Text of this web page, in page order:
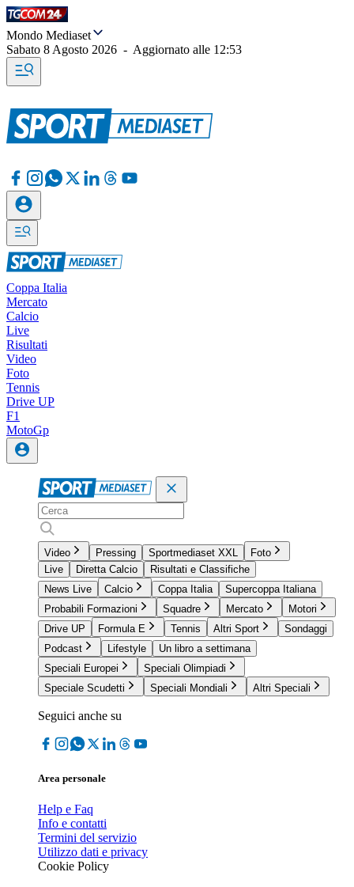
Mondo Mediaset
Sabato 8 Agosto 2026 - Aggiornato alle 12:53
Coppa Italia
Mercato
Calcio
Live
Risultati
Video
Foto
Tennis
Drive UP
F1
MotoGp
Video Pressing Sportmediaset XXL
Foto
Live
Diretta Calcio
Risultati e Classifiche
News Live
Calcio Coppa Italia
Supercoppa Italiana
Probabili Formazioni
Squadre Mercato
Motori
Drive UP
Formula E Tennis Altri Sport
Sondaggi
Podcast
Lifestyle
Un libro a settimana
Speciali Europei
Speciali Olimpiadi
Speciale Scudetti
Speciali Mondiali Altri Speciali
Seguici anche su
Area personale
Help e Faq
Info e contatti
Termini del servizio
Utilizzo dati e privacy
Cookie Policy